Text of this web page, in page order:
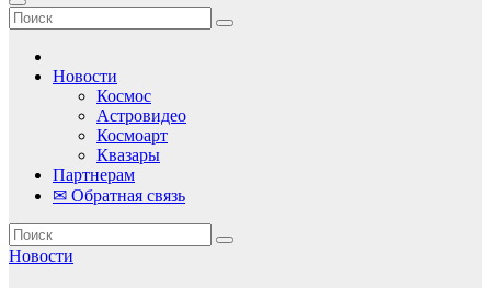
Новости
Космос
Астровидео
Космоарт
Квазары
Партнерам
✉ Обратная связь
Новости